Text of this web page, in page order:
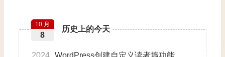
历史上的今天
10 月
8
2024 WordPress创建自定义读者墙功能